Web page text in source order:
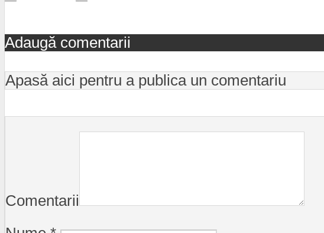
Adaugă comentarii
Apasă aici pentru a publica un comentariu
Comentarii